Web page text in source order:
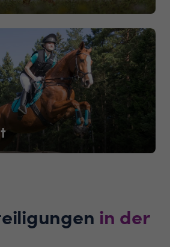
in der